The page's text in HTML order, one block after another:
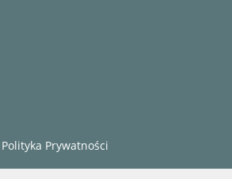
Polityka Prywatności